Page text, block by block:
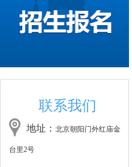
联系我们
地址： 北京朝阳门外红庙金
台里2号